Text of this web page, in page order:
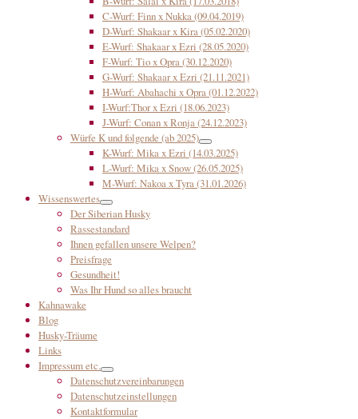
C-Wurf: Finn x Nukka (09.04.2019)
D-Wurf: Shakaar x Kira (05.02.2020)
E-Wurf: Shakaar x Ezri (28.05.2020)
F-Wurf: Tio x Opra (30.12.2020)
G-Wurf: Shakaar x Ezri (21.11.2021)
H-Wurf: Abahachi x Opra (01.12.2022)
I-Wurf:Thor x Ezri (18.06.2023)
J-Wurf: Conan x Ronja (24.12.2023)
Würfe K und folgende (ab 2025)
K-Wurf: Mika x Ezri (14.03.2025)
L-Wurf: Mika x Snow (26.05.2025)
M-Wurf: Nakoa x Tyra (31.01.2026)
Wissenswertes
Der Siberian Husky
Rassestandard
Ihnen gefallen unsere Welpen?
Preisfrage
Gesundheit!
Was Ihr Hund so alles braucht
Kahnawake
Blog
Husky-Träume
Links
Impressum etc.
Datenschutzvereinbarungen
Datenschutzeinstellungen
Kontaktformular